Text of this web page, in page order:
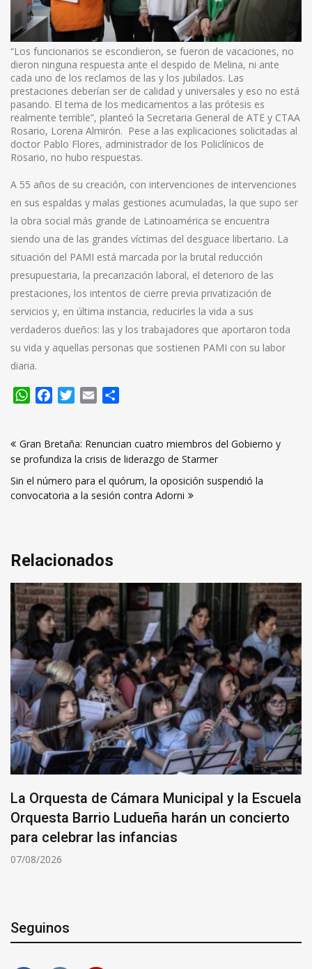
“Los funcionarios se escondieron, se fueron de vacaciones, no
dieron ninguna respuesta ante el despido de Melina, ni ante
cada uno de los reclamos de las y los jubilados. Las
prestaciones deberían ser de calidad y universales y eso no está
pasando. El tema de los medicamentos a las prótesis es
realmente terrible”, planteó la Secretaria General de ATE y CTAA
Rosario, Lorena Almirón. Pese a las explicaciones solicitadas al
doctor Pablo Flores, administrador de los Policlínicos de
Rosario, no hubo respuestas.
A 55 años de su creación, con intervenciones de intervenciones
en sus espaldas y malas gestiones acumuladas, la que supo ser
la obra social más grande de Latinoamérica se encuentra
siendo una de las grandes víctimas del desguace libertario. La
situación del PAMI está marcada por la brutal reducción
presupuestaria, la precarización laboral, el deterioro de las
prestaciones, los intentos de cierre previa privatización de
servicios y, en última instancia, reducirles la vida a sus
verdaderos dueños: las y los trabajadores que aportaron toda
su vida y aquellas personas que sostienen PAMI con su labor
diaria.
WhatsApp
FacebookTwitter
Email
de
entradas
Gran Bretaña: Renuncian cuatro miembros del Gobierno y
se profundiza la crisis de liderazgo de Starmer
Sin el número para el quórum, la oposición suspendió la
convocatoria a la sesión contra Adorni
Relacionados
La Orquesta de Cámara Municipal y la Escuela
Orquesta Barrio Ludueña harán un concierto
para celebrar las infancias
07/08/2026
Seguinos